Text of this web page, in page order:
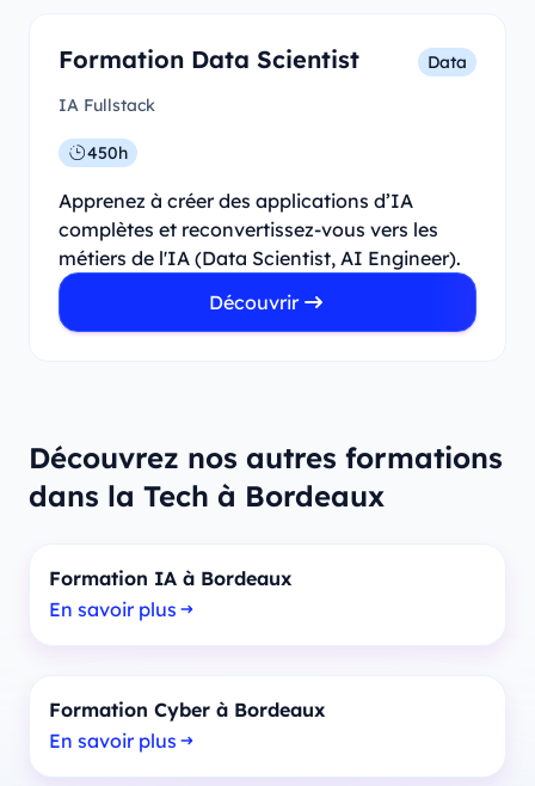
Formation Data Scientist
Data
IA Fullstack
450h
Apprenez à créer des applications d’IA
complètes et reconvertissez-vous vers les
métiers de l'IA (Data Scientist, AI Engineer).
Découvrir
Découvrez nos autres formations
dans la Tech à Bordeaux
Formation IA à Bordeaux
En savoir plus
Formation Cyber à Bordeaux
En savoir plus